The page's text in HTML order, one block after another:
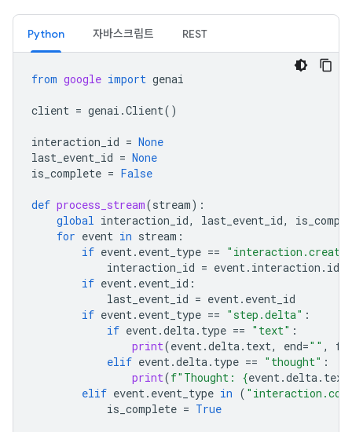
Python 자바스크립트 REST
from google import genai
client = genai .Client()
interaction_id = None
last_event_id = None
is_complete = False
def process_stream(stream):
global interaction_id, last_event_id,
for event in stream :
if event. event_type ==
interaction_id = event. interaction . id
if event. event_id :
last_event_id = event. event_id
if event. event_type == "step.delta" :
if event.delta. type == "text" :
print(event.delta. text, end="" ,
elif event.delta. type == "thought" :
print(f"Thought: {event.delta. text
elif event. event_type in (
is_complete = True